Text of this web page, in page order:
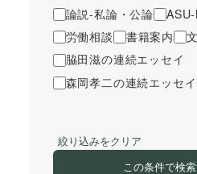
論説-私論・公論
労働相談
書籍案内
脇田滋の連続エッセイ
森岡孝二の連続エッセイ
絞り込みをクリア
この条件で検索